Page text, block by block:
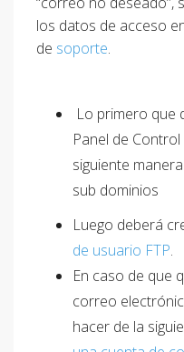
los datos de acceso
de soporte.
Lo primero que
Panel de
siguiente manera:
sub dominios
Luego deberá
de usuario FTP.
En caso de que
correo
hacer de la